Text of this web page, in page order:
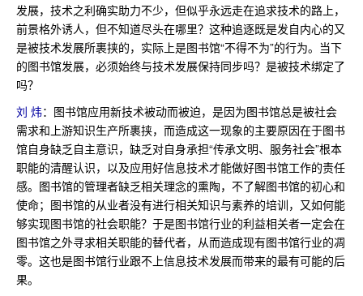
发展，技术之利确实助力不少，但似乎永远走在追求技术的路上，
前景格外诱人，但不知道尽头在哪里？这种追逐既是发自内心的又
是被技术发展所裹挟的，实际上是图书馆“不得不为”的行为。当下
的图书馆发展，必须始终与技术发展保持同步吗？是被技术绑定了
吗？
刘 炜：图书馆应用新技术被动而被迫，是因为图书馆总是被社会
需求和上游知识生产所裹挟，而造成这一现象的主要原因在于图书
馆自身缺乏自主意识，缺乏对自身承担“传承文明、服务社会”根本
职能的清醒认识，以及应用好信息技术才能做好图书馆工作的责任
感。图书馆的管理者缺乏相关理念的熏陶，不了解图书馆的初心和
使命；图书馆的从业者没有进行相关知识与素养的培训，又如何能
够实现图书馆的社会职能？于是图书馆行业的利益相关者一定会在
图书馆之外寻求相关职能的替代者，从而造成现有图书馆行业的凋
零。这也是图书馆行业跟不上信息技术发展而带来的最有可能的后
果。